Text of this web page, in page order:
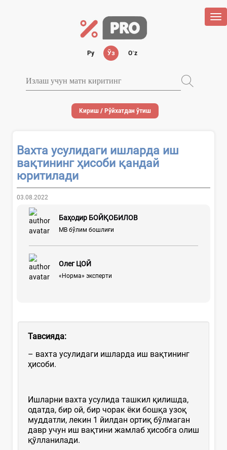
Ру Ўз Oʻz
Кириш / Рўйхатдан ўтиш
Вахта усулидаги ишларда иш
вақтининг ҳисоби қандай
юритилади
03.08.2022
Баҳодир БОЙҚОБИЛОВ
МВ бўлим бошлиғи
Олег ЦОЙ
«Норма» эксперти
Тавсияда:
– вахта усулидаги ишларда иш вақтининг
ҳисоби.
Ишларни вахта усулида ташкил қилишда,
одатда, бир ой, бир чорак ёки бошқа узоқ
муддатли, лекин 1 йилдан ортиқ бўлмаган
давр учун иш вақтини жамлаб ҳисобга олиш
қўлланилади.